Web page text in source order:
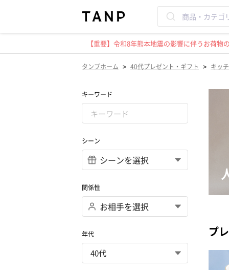
【重要】令和8年熊本地震の影響に伴うお荷
タンプホーム > 40代プレゼント・ギフト > キッ
キーワード
シーン
関係性
年代 プ